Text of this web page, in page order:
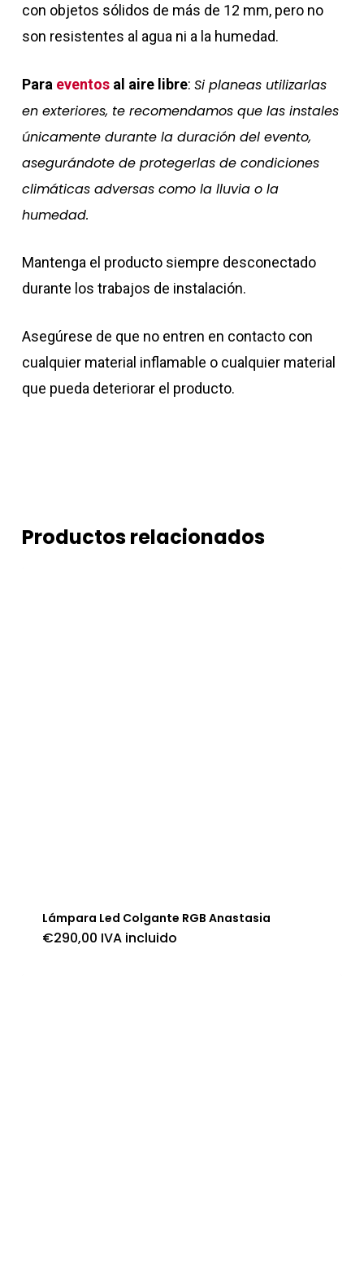
con objetos sólidos de más de 12 mm, pero no
son resistentes al agua ni a la humedad.
Para eventosal aire libre: Si planeas utilizarlas
en exteriores, te recomendamos que las instales
únicamente durante la duración del evento,
asegurándote de protegerlas de condiciones
climáticas adversas como la lluvia o la
humedad.
Mantenga el producto siempre desconectado
durante los trabajos de instalación.
Asegúrese de que no entren en contacto con
cualquier material inflamable o cualquier material
que pueda deteriorar el producto.
Productos relacionados
Lámpara Led Colgante RGB Anastasia
€290,00 IVA incluido